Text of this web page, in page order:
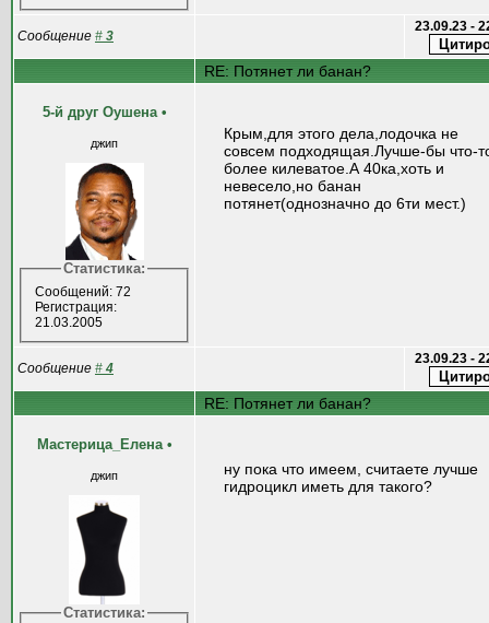
Сообщение # 3
23.09.23 -
RE: Потянет ли банан?
5-й друг Оушена •
джип
Статистика:
Сообщений: 72
Регистрация:
21.03.2005
Крым,для этого дела,лодочка не
совсем подходящая.Лучше-бы что-
более килеватое.А 40ка,хоть и
невесело,но банан
потянет(однозначно до 6ти мест.)
Сообщение # 4
23.09.23 -
RE: Потянет ли банан?
Мастерица_Елена •
джип
Статистика:
ну пока что имеем, считаете лучше
гидроцикл иметь для такого?